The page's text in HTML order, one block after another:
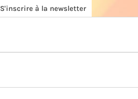
S'inscrire à la newsletter